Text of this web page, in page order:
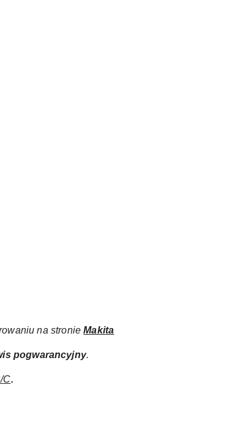
na stronie Makita
pogwarancyjny.
C.